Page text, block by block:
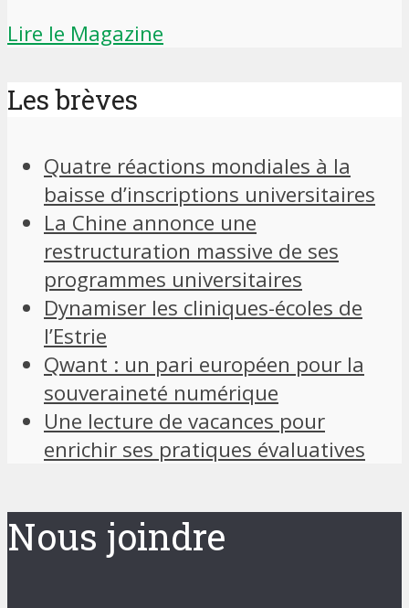
Lire le Magazine
Les brèves
Quatre réactions mondiales à la
baisse d’inscriptions universitaires
La Chine annonce une
restructuration massive de ses
programmes universitaires
Dynamiser les cliniques-écoles de
l’Estrie
Qwant : un pari européen pour la
souveraineté numérique
Une lecture de vacances pour
enrichir ses pratiques évaluatives
Nous joindre